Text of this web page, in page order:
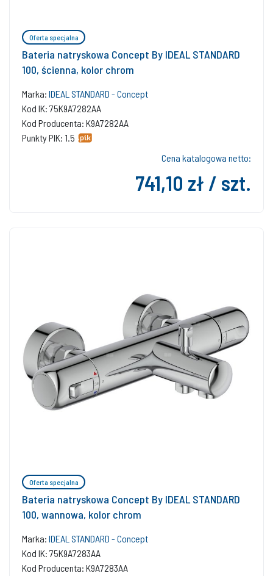
Oferta specjalna
Bateria natryskowa Concept By IDEAL STANDARD
100, ścienna, kolor chrom
Marka: IDEAL STANDARD - Concept
Kod IK: 75K9A7282AA
Kod Producenta: K9A7282AA
Punkty PIK: 1.5
Cena katalogowa netto:
741,10 zł / szt.
Oferta specjalna
Bateria natryskowa Concept By IDEAL STANDARD
100, wannowa, kolor chrom
Marka: IDEAL STANDARD - Concept
Kod IK: 75K9A7283AA
Kod Producenta: K9A7283AA